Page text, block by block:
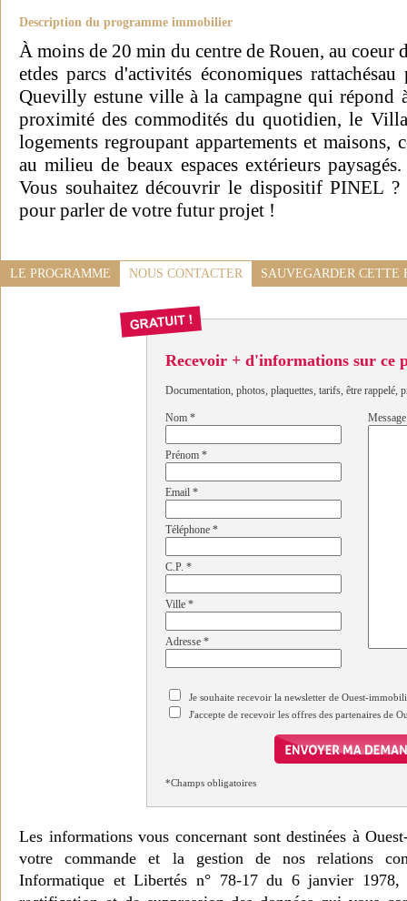
Description du programme immobilier
À moins de 20 min du centre de Rouen, au coeur
etdes parcs d'activités économiques
Quevilly estune ville à la campagne qui répond
proximité des commodités du quotidien, le
logements regroupant appartements et maisons,
au milieu de beaux espaces extérieurs
Vous souhaitez découvrir le dispositif PINEL ?
pour parler de votre futur projet !
LE PROGRAMME NOUS CONTACTER SAUVEGARDER CETTE
Recevoir + d'informations sur ce
Documentation, photos, plaquettes, tarifs, être rappelé,
Nom *
Prénom *
Email *
Téléphone *
C.P. *
Ville *
Adresse *
Message
Je souhaite recevoir la newsletter de Ouest-
J'accepte de recevoir les offres des partenaires de
*Champs obligatoires
Les informations vous concernant sont destinées à
votre commande et la gestion de nos relations
Informatique et Libertés n° 78-17 du 6 janvier 1978,